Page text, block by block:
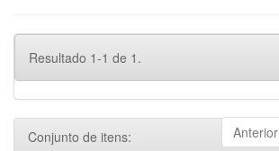
Resultado 1-1 de 1.
Anterior
Conjunto de itens: